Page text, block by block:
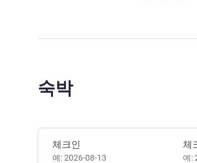
Taranaki,
JAMES
숙박
이 호텔 예약하기
체크인
예: 2026-08-13
체
예: